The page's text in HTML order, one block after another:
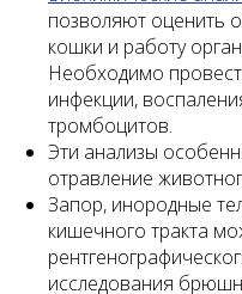
позволяют оценить
кошки и работу
Необходимо
инфекции,
тромбоцитов.
Эти анализы
отравление
Запор, инородные
кишечного тракта
исследования